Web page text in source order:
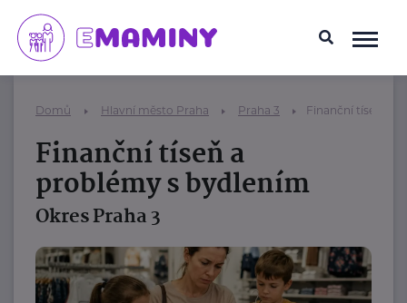
Domů Hlavní město Praha Praha 3 Finanční tíseň a
Finanční tíseň a
problémy s bydlením
Okres Praha 3